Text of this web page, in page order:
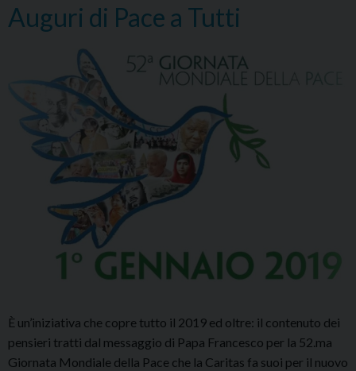
Auguri di Pace a Tutti
È un’iniziativa che copre tutto il 2019 ed oltre: il contenuto dei
pensieri tratti dal messaggio di Papa Francesco per la 52.ma
Giornata Mondiale della Pace che la Caritas fa suoi per il nuovo